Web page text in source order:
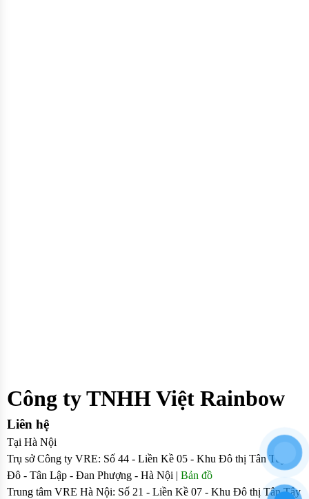
Công ty TNHH Việt Rainbow
Liên hệ
Tại Hà Nội
Trụ sở Công ty VRE: Số 44 - Liền Kề 05 - Khu Đô thị Tân Tây
Đô - Tân Lập - Đan Phượng - Hà Nội | Bản đồ
Trung tâm VRE Hà Nội: Số 21 - Liền Kề 07 - Khu Đô thị Tân Tây